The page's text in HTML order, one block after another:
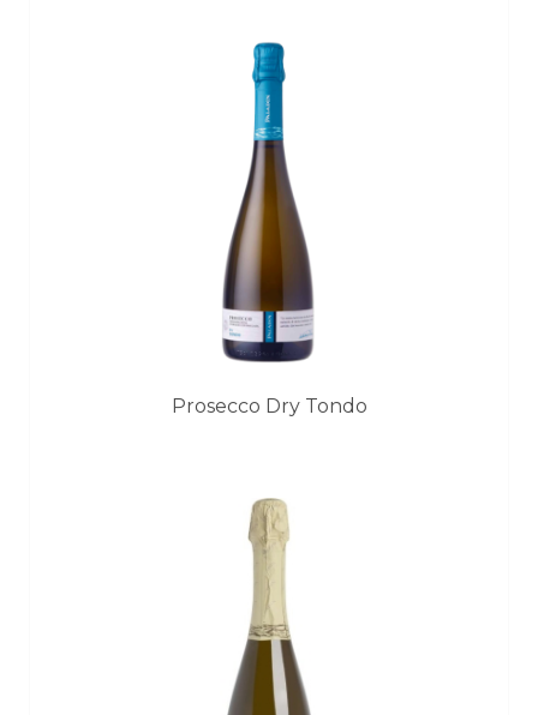
Prosecco Dry Tondo